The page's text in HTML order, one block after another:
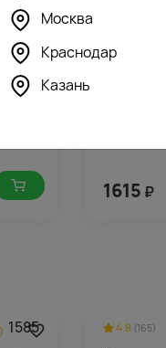
1615 ₽
1585 4.8 (165)
Москва
Краснодар
Казань